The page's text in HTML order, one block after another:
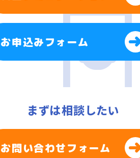
お申込みフォーム
まずは相談したい
お問い合わせフォーム